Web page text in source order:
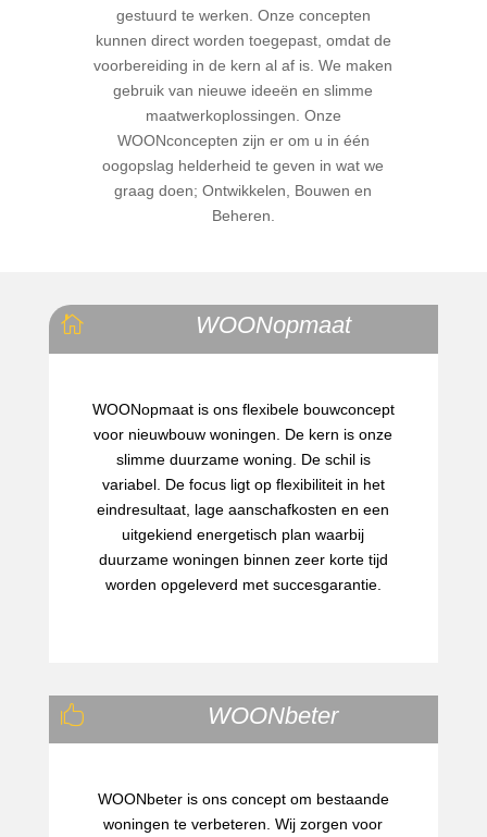
gestuurd te werken. Onze concepten
kunnen direct worden toegepast, omdat de
voorbereiding in de kern al af is. We maken
gebruik van nieuwe ideeën en slimme
maatwerkoplossingen. Onze
WOONconcepten zijn er om u in één
oogopslag helderheid te geven in wat we
graag doen; Ontwikkelen, Bouwen en
Beheren.
 WOONopmaat
WOONopmaat is ons flexibele bouwconcept
voor nieuwbouw woningen. De kern is onze
slimme duurzame woning. De schil is
variabel. De focus ligt op flexibiliteit in het
eindresultaat, lage aanschafkosten en een
uitgekiend energetisch plan waarbij
duurzame woningen binnen zeer korte tijd
worden opgeleverd met succesgarantie.
 WOONbeter
WOONbeter is ons concept om bestaande
woningen te verbeteren. Wij zorgen voor